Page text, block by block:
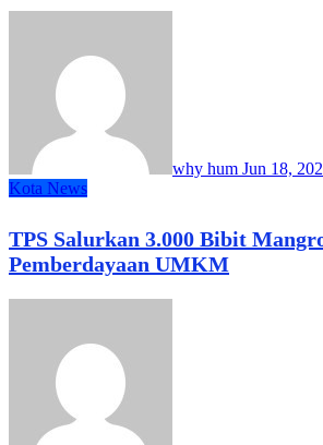
why hum Jun 18,
Kota News
TPS Salurkan 3.000 Bibit
Pemberdayaan UMKM